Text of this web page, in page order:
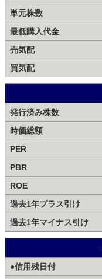
単元株数
最低購入代金
売気配
買気配
発行済み株数
時価総額
PER
PBR
ROE
過去1年プラス引け
過去1年マイナス引け
●信用残日付